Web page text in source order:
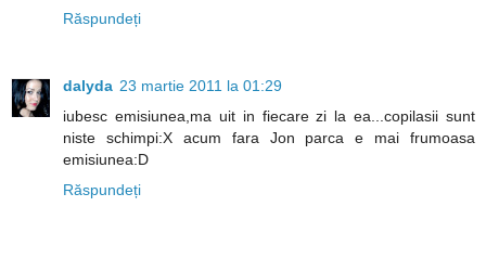
Răspundeți
dalyda 23 martie 2011 la 01:29
iubesc emisiunea,ma uit in fiecare zi la ea...copilasii sunt
niste schimpi:X acum fara Jon parca e mai frumoasa
emisiunea:D
Răspundeți